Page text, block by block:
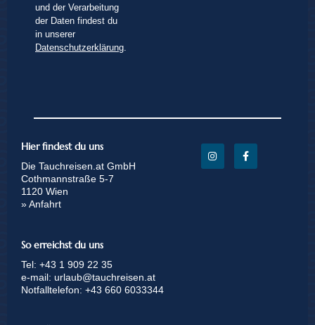
und der Verarbeitung
der Daten findest du
in unserer
Datenschutzerklärung
Hier findest du uns
Die Tauchreisen.at GmbH
Cothmannstraße 5-7
1120 Wien
» Anfahrt
So erreichst du uns
Tel: +43 1 909 22 35
e-mail: urlaub@tauchreisen.at
Notfalltelefon: +43 660 6033344